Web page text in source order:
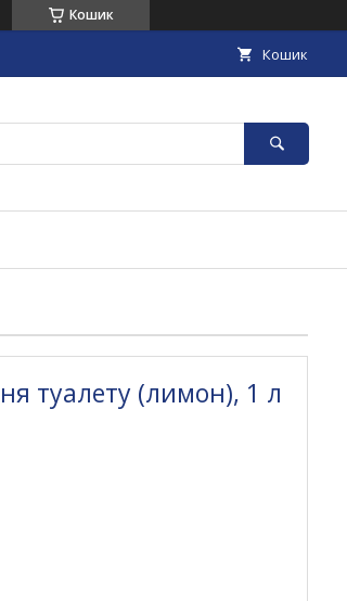
Кошик
Кошик
туалету (лимон), 1 л